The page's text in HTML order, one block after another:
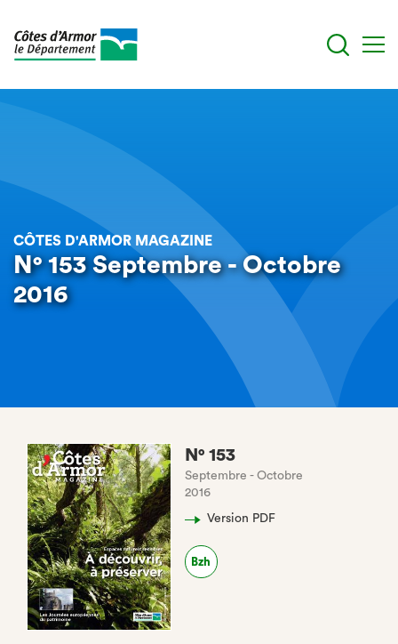
CÔTES D'ARMOR MAGAZINE
N° 153 Septembre - Octobre
2016
N° 153
Septembre - Octobre
2016
Version PDF
Bzh
(nouvel